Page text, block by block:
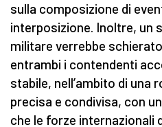
sulla composizione di
interposizione. Inoltre, un
militare verrebbe
entrambi i contendenti
stabile, nell’ambito di una
precisa e condivisa, con
che le forze internazionali